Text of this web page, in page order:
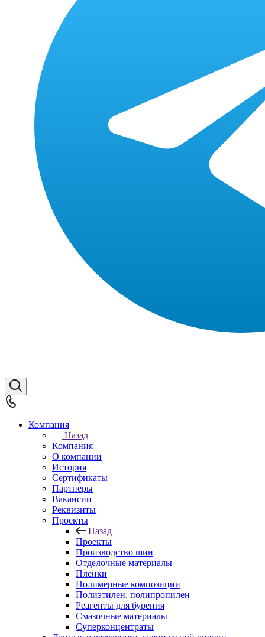
Компания
Назад
Компания
О компании
История
Сертификаты
Партнеры
Вакансии
Реквизиты
Проекты
Назад
Проекты
Производство шин
Отделочные материалы
Плёнки
Полимерные композиции
Полиэтилен, полипропилен
Реагенты для бурения
Смазочные материалы
Суперконцентраты